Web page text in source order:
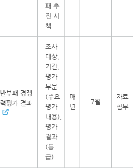
패 추
진 시
책
반부패 경쟁
력평가 결과
조사
대상,
기간,
평가
부문
(주요
평가
내용),
평가
결과
(등
급)
매
년
7월
자료
첨부